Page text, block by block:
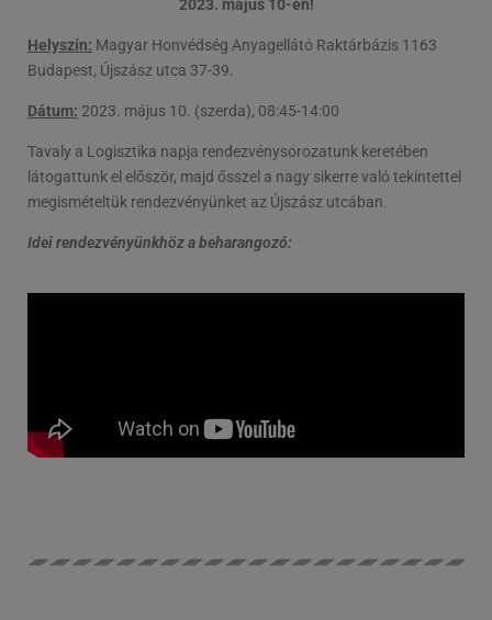
2023. május 10-én!
Helyszín: Magyar Honvédség Anyagellátó Raktárbázis 1163
Budapest, Újszász utca 37-39.
Dátum: 2023. május 10. (szerda), 08:45-14:00
Tavaly a Logisztika napja rendezvénysorozatunk keretében
látogattunk el először, majd ősszel a nagy sikerre való tekintettel
megismételtük rendezvényünket az Újszász utcában.
Idei rendezvényünkhöz a beharangozó: